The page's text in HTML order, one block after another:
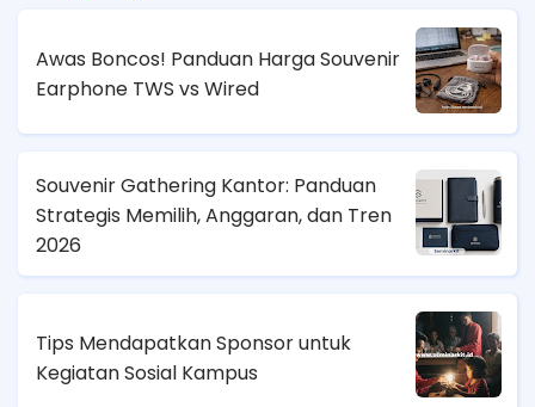
Awas Boncos! Panduan Harga Souvenir
Earphone TWS vs Wired
Souvenir Gathering Kantor: Panduan
Strategis Memilih, Anggaran, dan Tren
2026
Tips Mendapatkan Sponsor untuk
Kegiatan Sosial Kampus